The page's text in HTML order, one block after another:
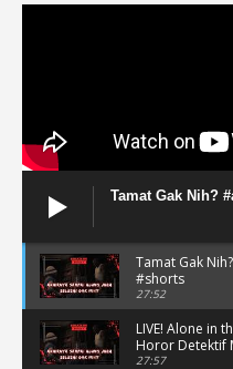
Tamat Gak Nih?
Tamat Gak
#shorts
27:52
LIVE! Alone in
Horor Detektif
27:57